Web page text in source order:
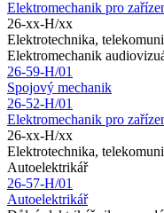
Elektromechanik pro
26-xx-H/xx
Elektrotechnika,
Elektromechanik
26-59-H/01
Spojový mechanik
26-52-H/01
Elektromechanik pro
26-xx-H/xx
Elektrotechnika,
Autoelektrikář
26-57-H/01
Autoelektrikář